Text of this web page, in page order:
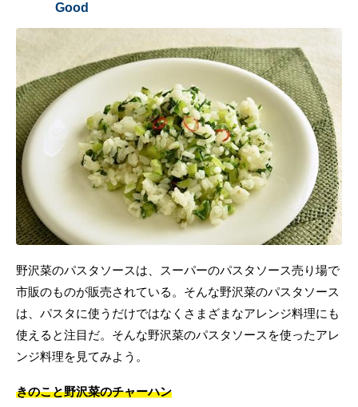
Good
野沢菜のパスタソースは、スーパーのパスタソース売り場で
市販のものが販売されている。そんな野沢菜のパスタソース
は、パスタに使うだけではなくさまざまなアレンジ料理にも
使えると注目だ。そんな野沢菜のパスタソースを使ったアレ
ンジ料理を見てみよう。
きのこと野沢菜のチャーハン